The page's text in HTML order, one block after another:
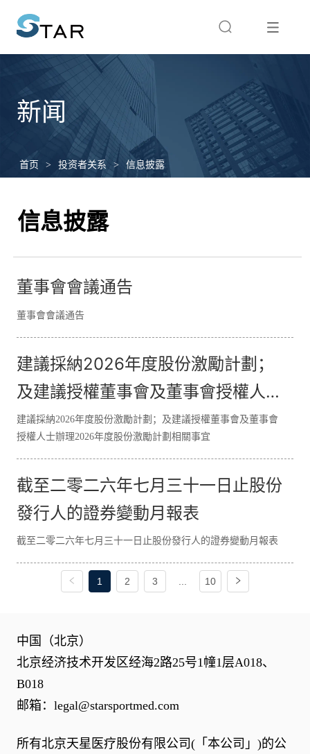
新闻
首页 > 投资者关系 > 信息披露
信息披露
董事會會議通告
董事會會議通告
建議採納2026年度股份激勵計劃；
及建議授權董事會及董事會授權人士
辦理2026年度股份激勵計劃相關事
宜
建議採納2026年度股份激勵計劃；及建議授權董事會及董事會
授權人士辦理2026年度股份激勵計劃相關事宜
截至二零二六年七月三十一日止股份
發行人的證券變動月報表
截至二零二六年七月三十一日止股份發行人的證券變動月報表
1 2 3 ... 10
中国（北京）
北京经济技术开发区经海2路25号1幢1层A018、
B018
邮箱：legal@starsportmed.com
所有北京天星医疗股份有限公司(「本公司」)的公